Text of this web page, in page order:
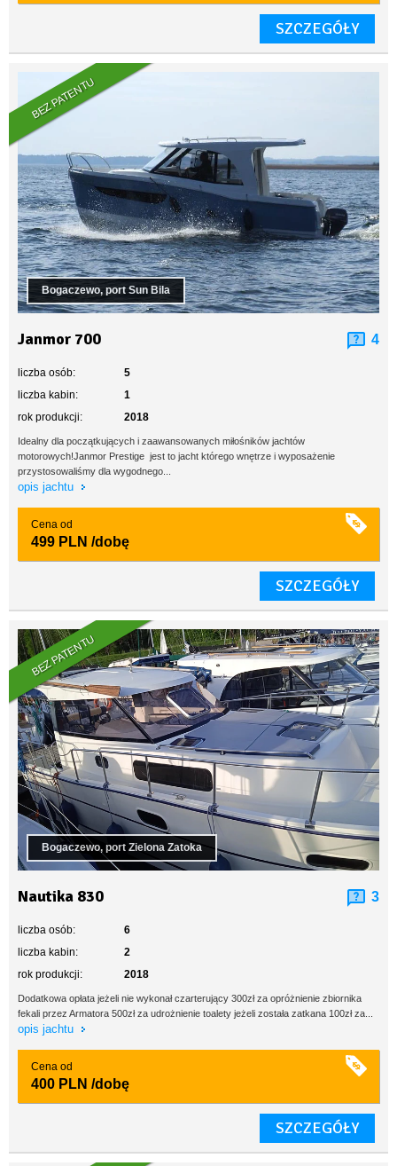
SZCZEGÓŁY
BEZ PATENTU
Bogaczewo, port Sun Bila
Janmor 700 4
liczba osób:
5
liczba kabin:
1
rok produkcji:
2018
Idealny dla początkujących i zaawansowanych miłośników jachtów
motorowych!Janmor Prestige jest to jacht którego wnętrze i wyposażenie
przystosowaliśmy dla wygodnego...
opis jachtu
Cena od
499 PLN /dobę
SZCZEGÓŁY
BEZ PATENTU
Bogaczewo, port Zielona Zatoka
Nautika 830 3
liczba osób:
6
liczba kabin:
2
rok produkcji:
2018
Dodatkowa opłata jeżeli nie wykonał czarterujący 300zł za opróżnienie zbiornika
fekali przez Armatora 500zł za udrożnienie toalety jeżeli została zatkana 100zł za...
opis jachtu
Cena od
400 PLN /dobę
SZCZEGÓŁY